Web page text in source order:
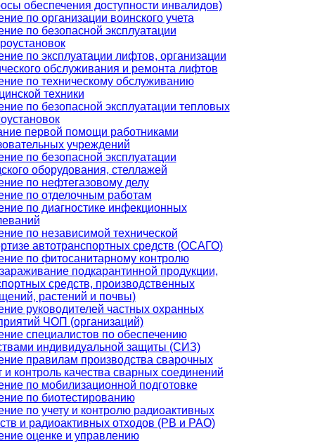
обеспечения доступности инвалидов)
по организации воинского учета
по безопасной эксплуатации
по эксплуатации лифтов, организации
обслуживания и ремонта лифтов
по техническому обслуживанию
техники
по безопасной эксплуатации тепловых
первой помощи работниками
учреждений
по безопасной эксплуатации
оборудования, стеллажей
по нефтегазовому делу
по отделочным работам
по диагностике инфекционных
по независимой технической
автотранспортных средств (ОСАГО)
по фитосанитарному контролю
подкарантинной продукции,
средств, производственных
растений и почвы)
руководителей частных охранных
ЧОП (организаций)
специалистов по обеспечению
индивидуальной защиты (СИЗ)
правилам производства сварочных
и контроль качества сварных соединений
по мобилизационной подготовке
по биотестированию
по учету и контролю радиоактивных
и радиоактивных отходов (РВ и РАО)
оценке и управлению